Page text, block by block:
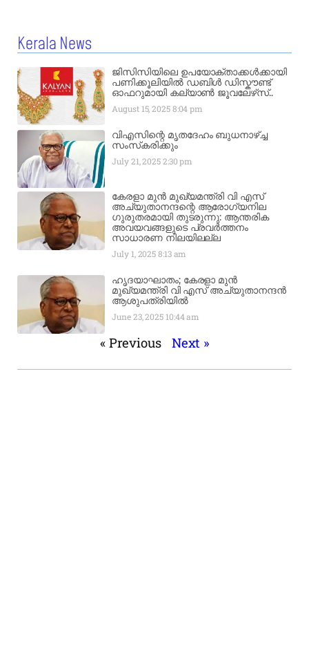
Kerala News
ജിസിസിയിലെ ഉപയോക്താക്കൾക്കായി
പണിക്കൂലിയിൽ ഡബിൾ ഡിസ്കൗണ്ട്
ഓഫറുമായി കല്യാൺ ജൂവലേഴ്‌സ്..
August 15, 20258:04 pm
വിഎസിന്റെ മൃതദേഹം ബുധനാഴ്ച്ച
സംസ്‌കരിക്കും
July 21, 20252:30 pm
കേരളാ മുൻ മുഖ്യമന്ത്രി വി എസ്
അച്യുതാനന്ദന്റെ ആരോഗ്യനില
ഗുരുതരമായി തുടരുന്നു: ആന്തരിക
അവയവങ്ങളുടെ പ്രവർത്തനം
സാധാരണ നിലയിലല്ല
July 1, 20258:13 am
ഹൃദയാഘാതം; കേരളാ മുൻ
മുഖ്യമന്ത്രി വി എസ് അച്യുതാനന്ദൻ
ആശുപത്രിയിൽ
June 23, 2025 10:44 am
« Previous Next »